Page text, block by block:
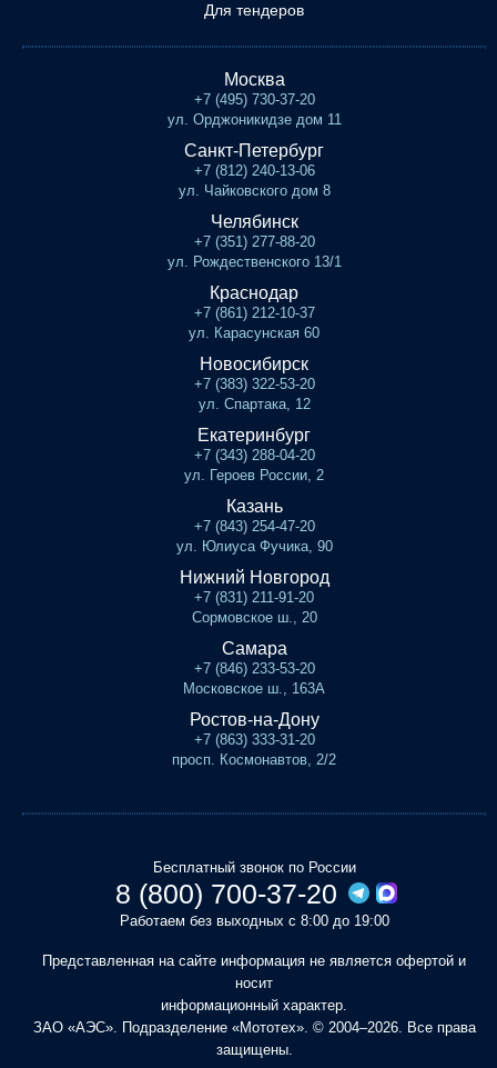
Для тендеров
Москва
+7 (495) 730-37-20
ул. Орджоникидзе дом 11
Санкт-Петербург
+7 (812) 240-13-06
ул. Чайковского дом 8
Челябинск
+7 (351) 277-88-20
ул. Рождественского 13/1
Краснодар
+7 (861) 212-10-37
ул. Карасунская 60
Новосибирск
+7 (383) 322-53-20
ул. Спартака, 12
Екатеринбург
+7 (343) 288-04-20
ул. Героев России, 2
Казань
+7 (843) 254-47-20
ул. Юлиуса Фучика, 90
Нижний Новгород
+7 (831) 211-91-20
Сормовское ш., 20
Самара
+7 (846) 233-53-20
Московское ш., 163А
Ростов-на-Дону
+7 (863) 333-31-20
просп. Космонавтов, 2/2
Бесплатный звонок по России
8 (800) 700-37-20
Работаем без выходных с 8:00 до 19:00
Представленная на сайте информация не является офертой и
носит
информационный характер.
ЗАО «АЭС». Подразделение «Мототех». © 2004–2026. Все права
защищены.